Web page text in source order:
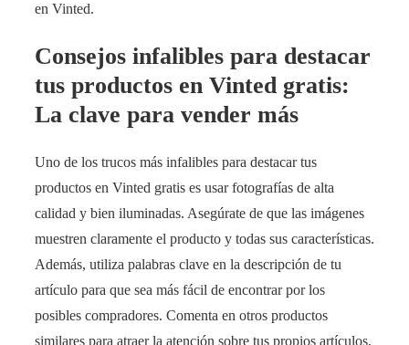
en Vinted.
Consejos infalibles para destacar
tus productos en Vinted gratis:
La clave para vender más
Uno de los trucos más infalibles para destacar tus
productos en Vinted gratis es usar fotografías de alta
calidad y bien iluminadas. Asegúrate de que las imágenes
muestren claramente el producto y todas sus características.
Además, utiliza palabras clave en la descripción de tu
artículo para que sea más fácil de encontrar por los
posibles compradores. Comenta en otros productos
similares para atraer la atención sobre tus propios artículos,